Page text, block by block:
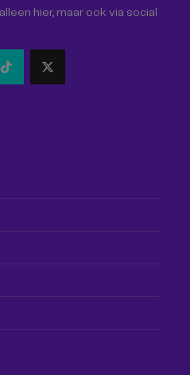
hier, maar ook via social